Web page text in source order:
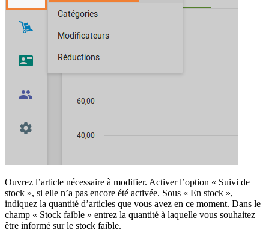
Ouvrez l’article nécessaire à modifier. Activer l’option « Suivi de
stock », si elle n’a pas encore été activée. Sous « En stock »,
indiquez la quantité d’articles que vous avez en ce moment. Dans le
champ « Stock faible » entrez la quantité à laquelle vous souhaitez
être informé sur le stock faible.